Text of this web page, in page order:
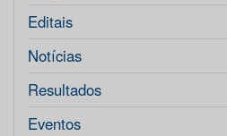
Editais
Notícias
Resultados
Eventos